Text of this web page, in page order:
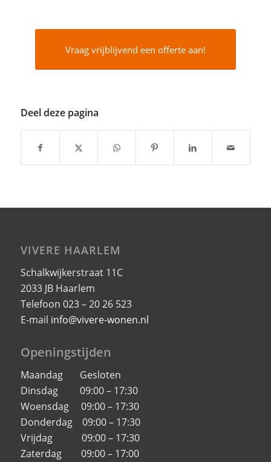
Vraag vrijblijvend een offerte aan!
Deel deze pagina
VIVERE HAARLEM
Schalkwijkerstraat 11C
2033 JB Haarlem
Telefoon 023 – 20 26 523
E-mail info@vivere-wonen.nl
Openingstijden
Maandag Gesloten
Dinsdag 09:00 – 17:30
Woensdag 09:00 – 17:30
Donderdag 09:00 – 17:30
Vrijdag 09:00 – 17:30
Zaterdag 09:00 – 17:00